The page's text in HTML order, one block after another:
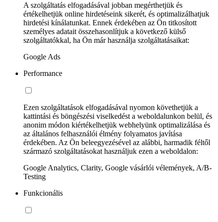
A szolgáltatás elfogadásával jobban megérthetjük és
értékelhetjük online hirdetéseink sikerét, és optimalizálhatjuk
hirdetési kínálatunkat. Ennek érdekében az Ön titkosított
személyes adatait összehasonlítjuk a következő külső
szolgáltatókkal, ha Ön már használja szolgáltatásaikat:
Google Ads
Performance
Ezen szolgáltatások elfogadásával nyomon követhetjük a
kattintási és böngészési viselkedést a weboldalunkon belül, és
anonim módon kiértékelhetjük webhelyünk optimalizálása és
az általános felhasználói élmény folyamatos javítása
érdekében. Az Ön beleegyezésével az alábbi, harmadik féltől
származó szolgáltatásokat használjuk ezen a weboldalon:
Google Analytics, Clarity, Google vásárlói vélemények, A/B-
Testing
Funkcionális